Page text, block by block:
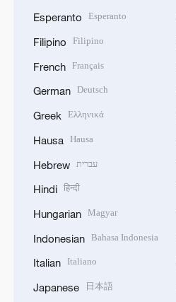
Esperanto Esperanto
Filipino Filipino
French Français
German Deutsch
Greek Ελληνικά
Hausa Hausa
Hebrew עברית
Hindi हिन्दी
Hungarian Magyar
Indonesian Bahasa Indonesia
Italian Italiano
Japanese 日本語